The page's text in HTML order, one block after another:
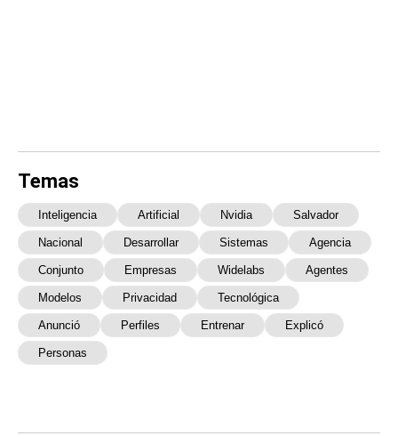
Temas
Inteligencia Artificial Nvidia Salvador
Nacional Desarrollar Sistemas Agencia
Conjunto Empresas Widelabs Agentes
Modelos Privacidad Tecnológica
Anunció Perfiles Entrenar Explicó
Personas